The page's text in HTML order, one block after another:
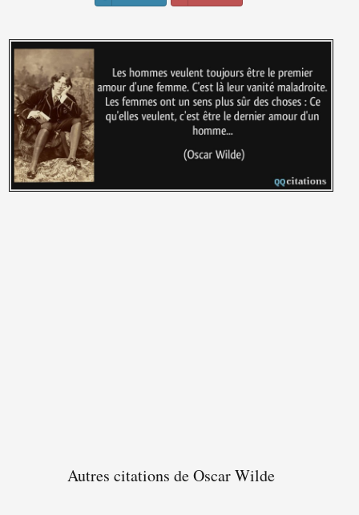
Autres citations de Oscar Wilde